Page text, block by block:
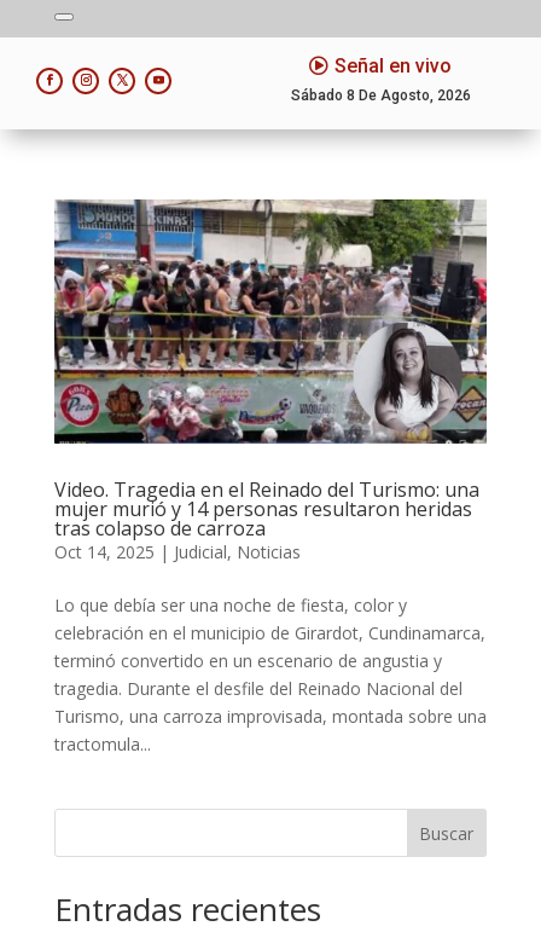
Señal en vivo
Sábado 8 De Agosto, 2026
Video. Tragedia en el Reinado del Turismo: una
mujer murió y 14 personas resultaron heridas
tras colapso de carroza
Oct 14, 2025 | Judicial, Noticias
Lo que debía ser una noche de fiesta, color y
celebración en el municipio de Girardot, Cundinamarca,
terminó convertido en un escenario de angustia y
tragedia. Durante el desfile del Reinado Nacional del
Turismo, una carroza improvisada, montada sobre una
tractomula...
Buscar
Entradas recientes